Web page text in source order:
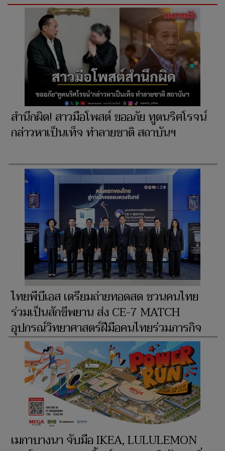
สำนึกผิด! สาวมือโพสต์ ขออภัย ทูตนริศโรจน์
กล่าวหาเป็นเท็จ ทำลายชาติ สถาบันฯ
ไทยพีบีเอส เตรียมถ่ายทอดสด ชวนคนไทย
ร่วมเป็นสักขีพยาน ส่ง CE-7 MATCH
อุปกรณ์วิทยาศาสตร์ฝีมือคนไทยร่วมภารกิจ
ฉางเอ๋อ-7
เมกาบางนา จับมือ IKEA, LULULEMON